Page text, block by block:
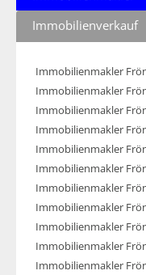
Immobilienverkauf
Immobilienmakler
Immobilienmakler
Immobilienmakler
Immobilienmakler
Immobilienmakler
Immobilienmakler
Immobilienmakler
Immobilienmakler
Immobilienmakler
Immobilienmakler
Immobilienmakler